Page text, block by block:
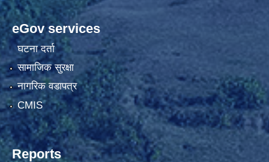
eGov services
घटना दर्ता
सामाजिक सुरक्षा
नागरिक वडापत्र
CMIS
Reports